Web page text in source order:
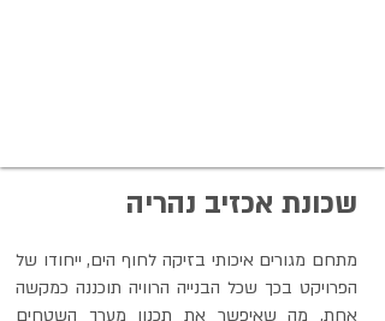
שכונת אכזיב נהריה
מתחם מגורים איכותי בזיקה לחוף הים, ייחודו של
הפרויקט בכך שכל הבנייה הרוויה תוכננה כמקשה
אחת, מה שאיפשר את תכנון מערך השטחים